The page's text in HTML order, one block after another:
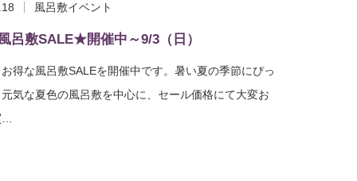
風呂敷イベント
呂敷SALE★開催中～9/3（日）
得な風呂敷SALEを開催中です。暑い夏の季節にぴっ
気な夏色の風呂敷を中心に、セール価格にて大変お